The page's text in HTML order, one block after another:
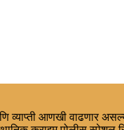
व्याप्ती आणखी वाढणार